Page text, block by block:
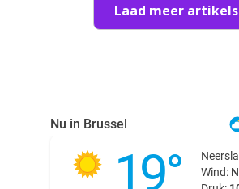
Laad meer artikels